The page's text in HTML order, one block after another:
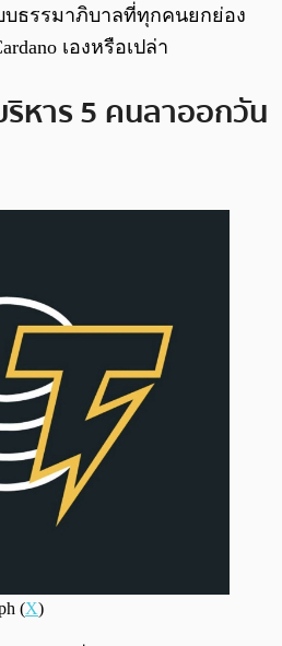
ธรรมาภิบาลที่ทุกคนยกย่อง
เองหรือเปล่า
หาร 5 คนลาออกวัน
(X)